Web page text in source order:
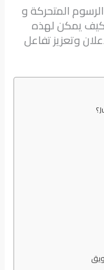
المتحركة و
يمكن لهذه
وتعزيز تفاعل